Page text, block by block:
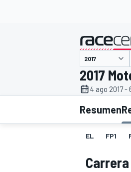
INDYCAR
2017
4 ago 2017 -
Resumen
EL FP1
Carrera